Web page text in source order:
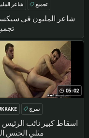
شاعر المليون في
تجميع
شاعر
تجميع
اليابانية
05:02
اسقاط كبير نائب
مثلي الجنس
سرج